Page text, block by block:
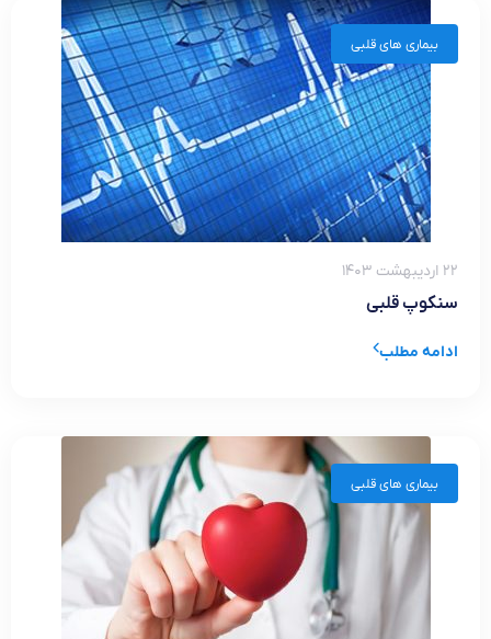
بیماری های قلبی
۲۲ اردیبهشت ۱۴۰۳
سنکوپ قلبی
ادامه مطلب
بیماری های قلبی